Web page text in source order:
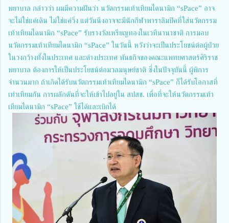
พยาบาล กล่าวว่า ผมมีความฝันว่า นวัตกรรมเท้าเทียมไดนามิก “sPace” อาจ
จะไม่ใช่แค่เดิน ไม่ใช่แค่วิ่ง แต่วันนึงอาจจะมีนักกีฬาพาราลิมปิคที่ใส่นวัตกรรม
เท้าเทียมไดนามิก “sPace” รับรางวัลเหรียญทองในเวทีนานาชาติ การมอบ
นวัตกรรมเท้าเทียมไดนามิก “sPace” ในวันนี้ หวังว่าจะเป็นประโยชน์ต่อผู้ป่วย
ในวงกว้างทั้งในประเทศ และต่างประเทศ พันธกิจของคณะแพทยศาสตร์ศิริราช
พยาบาล ต้องการให้เป็นประโยชน์ต่อมวลมนุษย์ชาติ ซึ่งในปัจจุบันนี้ ผู้พิการ
จำนวนมาก ถ้าเกิดได้รับนวัตกรรมเท้าเทียมไดนามิก “sPace” ก็ได้รับโอกาสที่
เท่าเทียมกัน การผลักดันที่จะให้เข้าไปอยู่ใน สปสช. เพื่อที่จะให้นวัตกรรมเท้า
เทียมไดนามิก “sPace” ใช้ได้และเบิกได้